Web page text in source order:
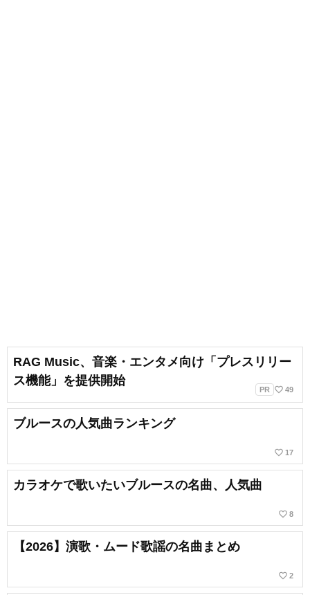
RAG Music、音楽・エンタメ向け「プレスリリー
ス機能」を提供開始
PR favorite_border 49
ブルースの人気曲ランキング
favorite_border 17
カラオケで歌いたいブルースの名曲、人気曲
favorite_border 8
【2026】演歌・ムード歌謡の名曲まとめ
favorite_border 2